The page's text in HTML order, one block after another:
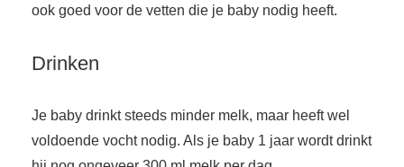
ook goed voor de vetten die je baby nodig heeft.
Drinken
Je baby drinkt steeds minder melk, maar heeft wel
voldoende vocht nodig. Als je baby 1 jaar wordt drinkt